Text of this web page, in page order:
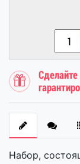
Набор,